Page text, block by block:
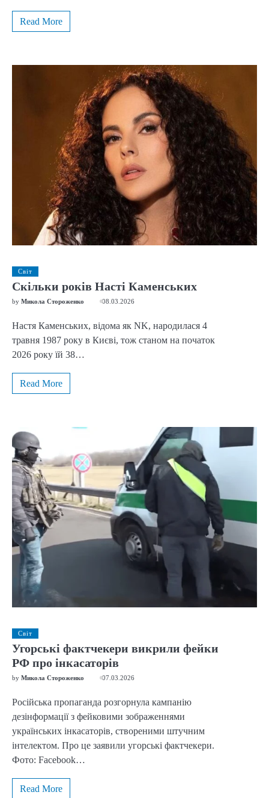
Read More
Світ
Скільки років Насті Каменських
by Микола Стороженко 08.03.2026
Настя Каменських, відома як NK, народилася 4
травня 1987 року в Києві, тож станом на початок
2026 року їй 38…
Read More
Світ
Угорські фактчекери викрили фейки
РФ про інкасаторів
by Микола Стороженко 07.03.2026
Російська пропаганда розгорнула кампанію
дезінформації з фейковими зображеннями
українських інкасаторів, створеними штучним
інтелектом. Про це заявили угорські фактчекери.
Фото: Facebook…
Read More